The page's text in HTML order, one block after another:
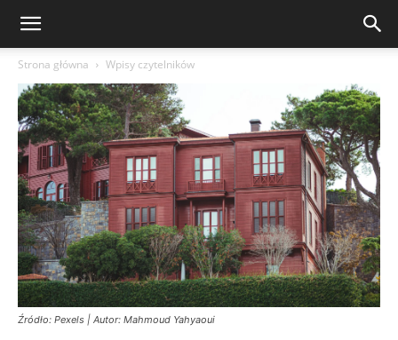
Strona główna Wpisy czytelników
Źródło: Pexels | Autor: Mahmoud Yahyaoui